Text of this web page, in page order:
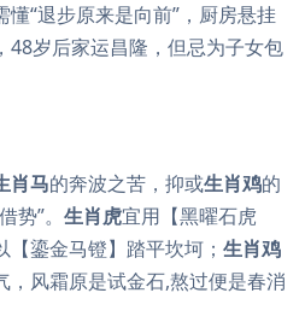
懂“退步原来是向前”，厨房悬挂
48岁后家运昌隆，但忌为子女包
肖马的奔波之苦，抑或生肖鸡的
”。 生肖虎宜用【黑曜石虎
【鎏金马镫】踏平坎坷； 生肖鸡
，风霜原是试金石,熬过便是春消